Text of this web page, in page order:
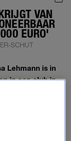
VAN
EURO'
SCHUT
Lehmann is in
in een club in
heel beroemde
in ruil